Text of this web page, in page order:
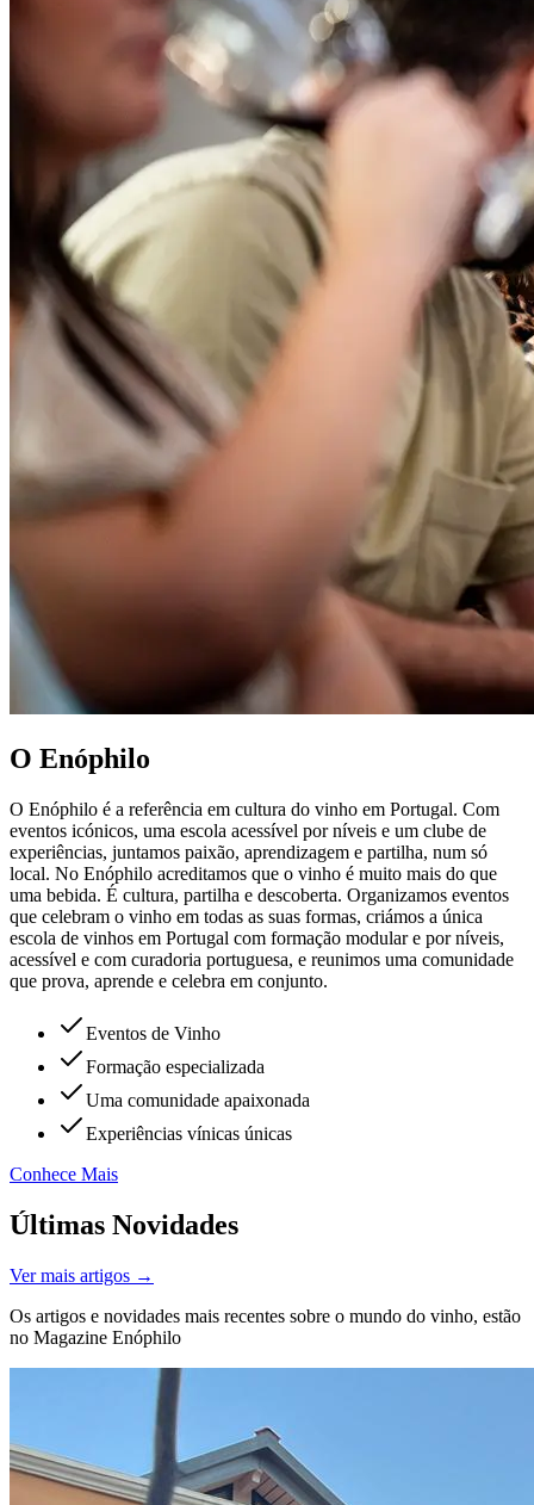
O Enóphilo
O Enóphilo é a referência em cultura do vinho em Portugal. Com
eventos icónicos, uma escola acessível por níveis e um clube de
experiências, juntamos paixão, aprendizagem e partilha, num só
local. No Enóphilo acreditamos que o vinho é muito mais do que
uma bebida. É cultura, partilha e descoberta. Organizamos eventos
que celebram o vinho em todas as suas formas, criámos a única
escola de vinhos em Portugal com formação modular e por níveis,
acessível e com curadoria portuguesa, e reunimos uma comunidade
que prova, aprende e celebra em conjunto.
Eventos de Vinho
Formação especializada
Uma comunidade apaixonada
Experiências vínicas únicas
Conhece Mais
Últimas Novidades
Ver mais artigos →
Os artigos e novidades mais recentes sobre o mundo do vinho, estão
no Magazine Enóphilo